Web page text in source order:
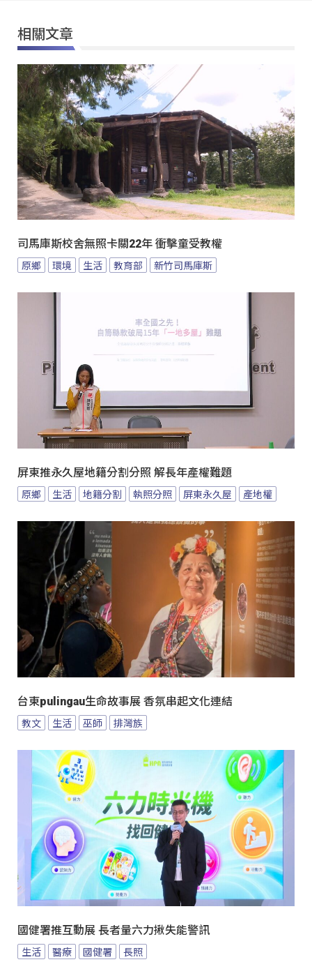
相關文章
司馬庫斯校舍無照卡關22年 衝擊童受教權
原鄉 環境 生活 教育部 新竹司馬庫斯
屏東推永久屋地籍分割分照 解長年產權難題
原鄉 生活 地籍分割 執照分照 屏東永久屋 產地權
台東pulingau生命故事展 香氛串起文化連結
教文 生活 巫師 排灣族
國健署推互動展 長者量六力揪失能警訊
生活 醫療 國健署 長照